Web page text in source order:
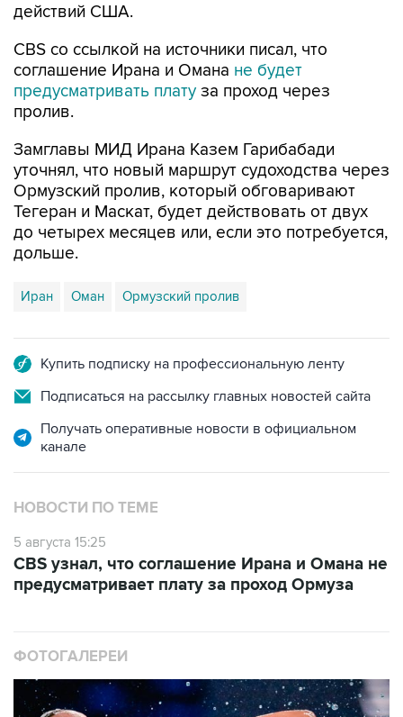
действий США.
CBS со ссылкой на источники писал, что
соглашение Ирана и Омана не будет
предусматривать плату за проход через
пролив.
Замглавы МИД Ирана Казем Гарибабади
уточнял, что новый маршрут судоходства через
Ормузский пролив, который обговаривают
Тегеран и Маскат, будет действовать от двух
до четырех месяцев или, если это потребуется,
дольше.
Иран Оман Ормузский пролив
Купить подписку на профессиональную ленту
Подписаться на рассылку главных новостей сайта
Получать оперативные новости в официальном
канале
НОВОСТИ ПО ТЕМЕ
5 августа 15:25
CBS узнал, что соглашение Ирана и Омана не
предусматривает плату за проход Ормуза
ФОТОГАЛЕРЕИ